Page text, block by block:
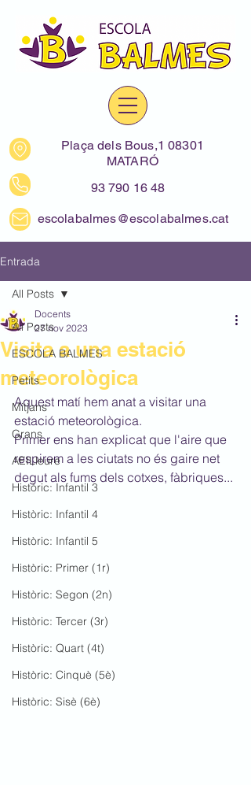
Plaça dels Bous,1 08301
MATARÓ
93 790 16 48
escolabalmes@escolabalmes.cat
Entrada
All Posts
ESCOLA BALMES
Petits
Mitjans
Grans
AEILleure
Històric: Infantil 3
Històric: Infantil 4
Històric: Infantil 5
Històric: Primer (1r)
Històric: Segon (2n)
Històric: Tercer (3r)
Històric: Quart (4t)
Històric: Cinquè (5è)
Històric: Sisè (6è)
All Posts
Visita a una estació
meteorològica
Docents
27 nov 2023
Aquest matí hem anat a visitar una
estació meteorològica.
Primer ens han explicat que l'aire que
respirem a les ciutats no és gaire net
degut als fums dels cotxes, fàbriques...